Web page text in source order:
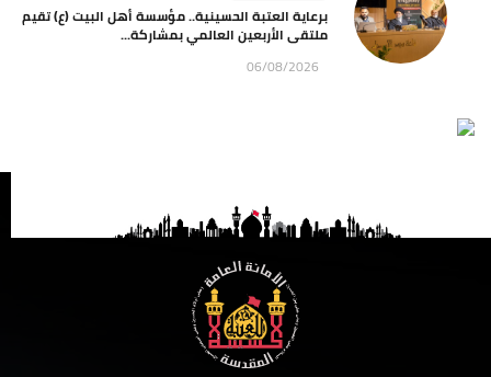
برعاية العتبة الحسينية.. مؤسسة أهل البيت (ع) تقيم
ملتقى الأربعين العالمي بمشاركة...
06/08/2026